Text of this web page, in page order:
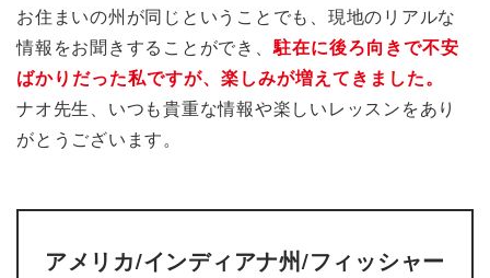
お住まいの州が同じということでも、現地のリアルな
情報をお聞きすることができ、駐在に後ろ向きで不安
ばかりだった私ですが、楽しみが増えてきました。
ナオ先生、いつも貴重な情報や楽しいレッスンをあり
がとうございます。
アメリカ/インディアナ州/フィッシャー